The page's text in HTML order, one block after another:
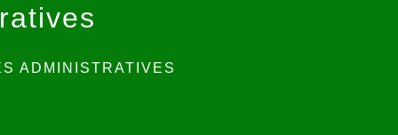
ADMINISTRATIVES